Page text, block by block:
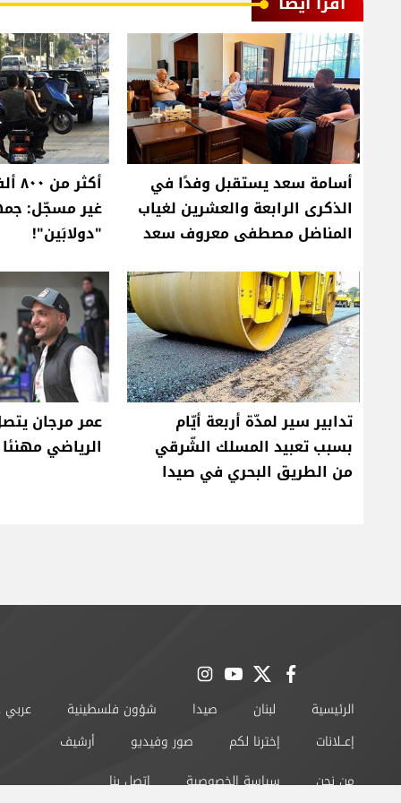
أسامة سعد يستقبل وفدًا في
الذكرى الرابعة والعشرين لغياب
المناضل مصطفى معروف سعد
غير مسجّل:
"دولابَين"!
تدابير سير لمدّة أربعة أيّام
بسبب تعبيد المسلك الشّرقي
من الطريق البحري في صيدا
عمر مرجان
الرياضي
facebook
twitter
youtube
instagram
الرئيسية لبنان صيدا شؤون فلسطينية
إعــلانات
إخترنا لكم صور وفيديو
أرشيف
من نحن
سياسة الخصوصية اتصل بنا